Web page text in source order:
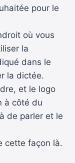
pour le
où vous
la
dans le
la dictée.
et le logo
à côté du
de parler et le
cette façon là.